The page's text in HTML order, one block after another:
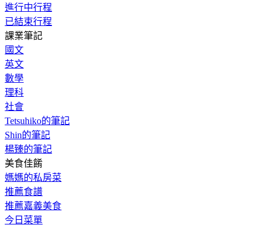
進行中行程
已結束行程
課業筆記
國文
英文
數學
理科
社會
Tetsuhiko的筆記
Shin的筆記
楊臻的筆記
美食佳餚
媽媽的私房菜
推薦食譜
推薦嘉義美食
今日菜單